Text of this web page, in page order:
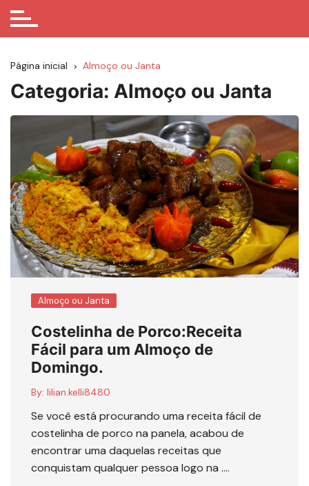
Página inicial Almoço ou Janta
Categoria: Almoço ou Janta
Almoço ou Janta
Costelinha de Porco:Receita
Fácil para um Almoço de
Domingo.
By: lilian.kelli8480
Se você está procurando uma receita fácil de
costelinha de porco na panela, acabou de
encontrar uma daquelas receitas que
conquistam qualquer pessoa logo na ….